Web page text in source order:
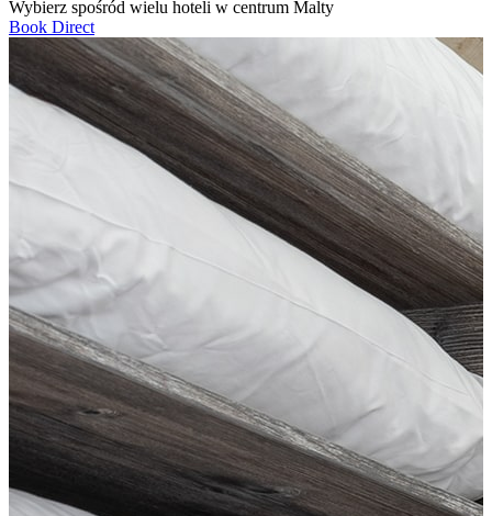
Wybierz spośród wielu hoteli w centrum Malty
Book Direct